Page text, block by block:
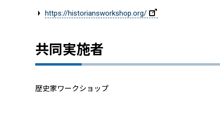
https://historiansworkshop.org/
共同実施者
歴史家ワークショップ